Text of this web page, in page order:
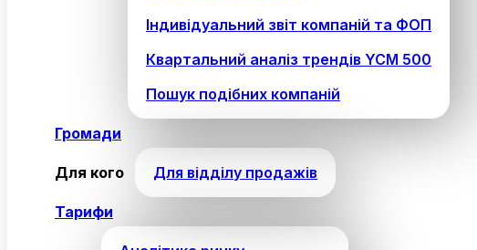
Індивідуальний звіт компаній та ФОП
Квартальний аналіз трендів YCM 500
Пошук подібних компаній
Громади
Для кого Для відділу продажів
Тарифи